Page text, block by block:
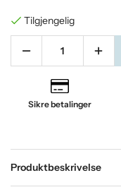
Tilgjengelig
Sikre betalinger
Produktbeskrivelse